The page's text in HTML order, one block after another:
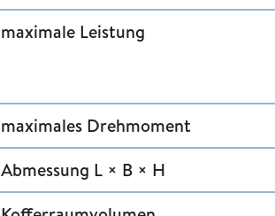
maximale Leistung
maximales Drehmoment
Abmessung L × B × H